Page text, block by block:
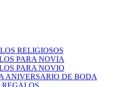
RELIGIOSOS
PARA NOVIA
PARA NOVIO
ANIVERSARIO DE BODA
REGALOS